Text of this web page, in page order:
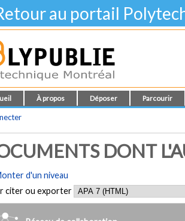
au portail
À propos Déposer Parcourir
DONT
d'un niveau
citer ou exporter